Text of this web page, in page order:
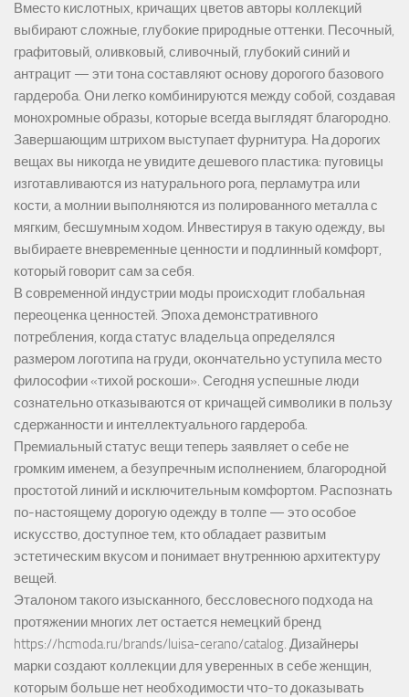
Вместо кислотных, кричащих цветов авторы коллекций
выбирают сложные, глубокие природные оттенки. Песочный,
графитовый, оливковый, сливочный, глубокий синий и
антрацит — эти тона составляют основу дорогого базового
гардероба. Они легко комбинируются между собой, создавая
монохромные образы, которые всегда выглядят благородно.
Завершающим штрихом выступает фурнитура. На дорогих
вещах вы никогда не увидите дешевого пластика: пуговицы
изготавливаются из натурального рога, перламутра или
кости, а молнии выполняются из полированного металла с
мягким, бесшумным ходом. Инвестируя в такую одежду, вы
выбираете вневременные ценности и подлинный комфорт,
который говорит сам за себя.
В современной индустрии моды происходит глобальная
переоценка ценностей. Эпоха демонстративного
потребления, когда статус владельца определялся
размером логотипа на груди, окончательно уступила место
философии «тихой роскоши». Сегодня успешные люди
сознательно отказываются от кричащей символики в пользу
сдержанности и интеллектуального гардероба.
Премиальный статус вещи теперь заявляет о себе не
громким именем, а безупречным исполнением, благородной
простотой линий и исключительным комфортом. Распознать
по-настоящему дорогую одежду в толпе — это особое
искусство, доступное тем, кто обладает развитым
эстетическим вкусом и понимает внутреннюю архитектуру
вещей.
Эталоном такого изысканного, бессловесного подхода на
протяжении многих лет остается немецкий бренд
https://hcmoda.ru/brands/luisa-cerano/catalog . Дизайнеры
марки создают коллекции для уверенных в себе женщин,
которым больше нет необходимости что-то доказывать